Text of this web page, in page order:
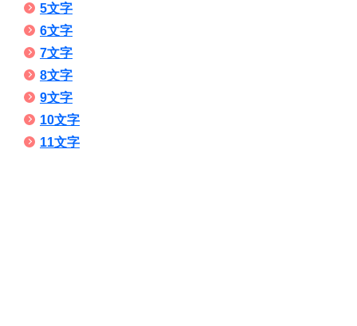
5文字
6文字
7文字
8文字
9文字
10文字
11文字